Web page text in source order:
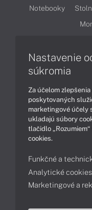
Notebooky
Obchodné
Ako nakupovať
Podpora a servis
043 4224
Nastavenie
súkromia
Za účelom
poskytovaných
marketingové účely
ukladajú súbory
tlačidlo
cookies.
Funkčné a
Analytické cookies
Marketingové a